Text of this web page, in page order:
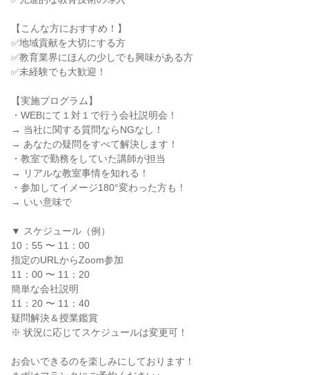
【こんな方におすすめ！】
✅地域貢献を大切にする方
✅教育業界にほんの少しでも興味がある方
✅未経験でも大歓迎！
【実施プログラム】
・WEBにて１対１で行う会社説明会！
→ 当社に関する質問ならNGなし！
→ あなたの疑問をすべて解決します！
・教室で勤務をしていた講師が担当
→ リアルな教室事情を知れる！
・参加してイメージ180°変わった方も！
→ いい意味で
▼ スケジュール（例）
10：55 〜 11：00
指定のURLからZoom参加
11：00 〜 11：20
簡単な会社説明
11：20 〜 11：40
疑問解決＆授業鑑賞
※ 状況に応じてスケジュールは変更可！
お会いできるのを楽しみにしております！